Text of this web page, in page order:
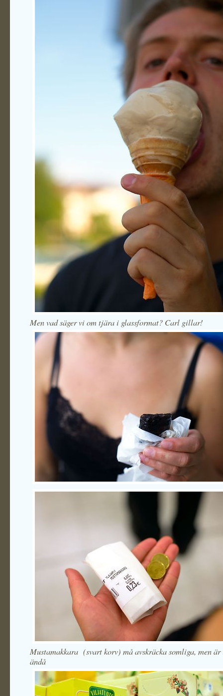
Men vad säger vi om tjära i glassformat? Carl gillar!
Mustamakkara (svart korv) må avskräcka somliga, men är
ändå